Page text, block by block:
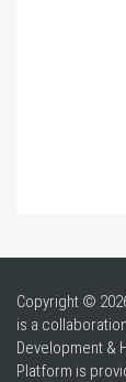
Copyright ©
is a
Development &
Platform is